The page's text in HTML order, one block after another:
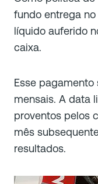
fundo entrega
líquido auferido
caixa.
Esse
mensais. A data
proventos pelos
mês
resultados.